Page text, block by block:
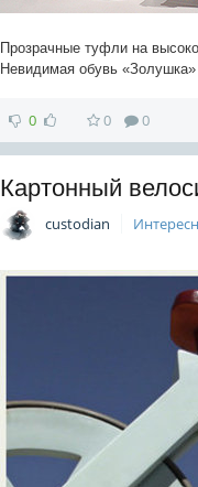
Прозрачные туфли на
Невидимая обувь
0 0 0
Картонный
custodian